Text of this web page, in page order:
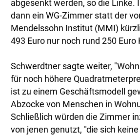
abgesenkt werden, so die Linke.
dann ein WG-Zimmer statt der
Mendelssohn Institut (MMI)
493 Euro nur noch rund 250
Schwerdtner sagte weiter,
für noch höhere
ist zu einem Geschäftsmodell
Abzocke von Menschen in
Schließlich würden die Zimmer
von jenen genutzt, "die sich